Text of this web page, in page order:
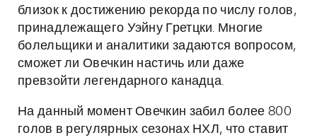
близок к достижению рекорда по числу голов,
принадлежащего Уэйну Гретцки. Многие
болельщики и аналитики задаются вопросом,
сможет ли Овечкин настичь или даже
превзойти легендарного канадца.
На данный момент Овечкин забил более 800
голов в регулярных сезонах НХЛ, что ставит